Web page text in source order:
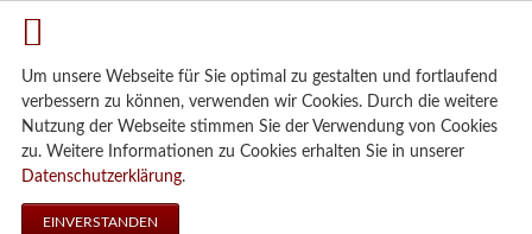
Um unsere Webseite für Sie optimal zu gestalten und fortlaufend
verbessern zu können, verwenden wir Cookies. Durch die weitere
Nutzung der Webseite stimmen Sie der Verwendung von Cookies
zu. Weitere Informationen zu Cookies erhalten Sie in unserer
Datenschutzerklärung.
EINVERSTANDEN